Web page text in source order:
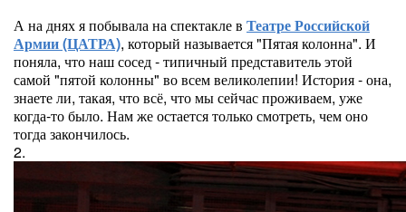
А на днях я побывала на спектакле в Театре Российской
Армии (ЦАТРА), который называется "Пятая колонна". И
поняла, что наш сосед - типичный представитель этой
самой "пятой колонны" во всем великолепии! История - она,
знаете ли, такая, что всё, что мы сейчас проживаем, уже
когда-то было. Нам же остается только смотреть, чем оно
тогда закончилось.
2.